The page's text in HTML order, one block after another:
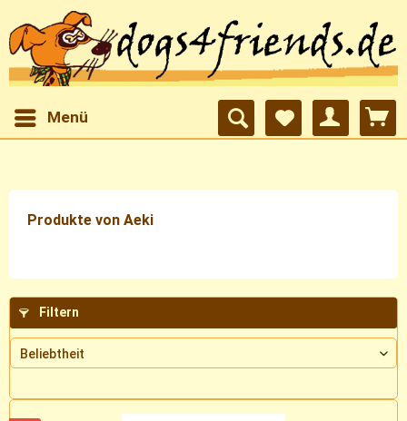
Menü
Produkte von Aeki
Filtern